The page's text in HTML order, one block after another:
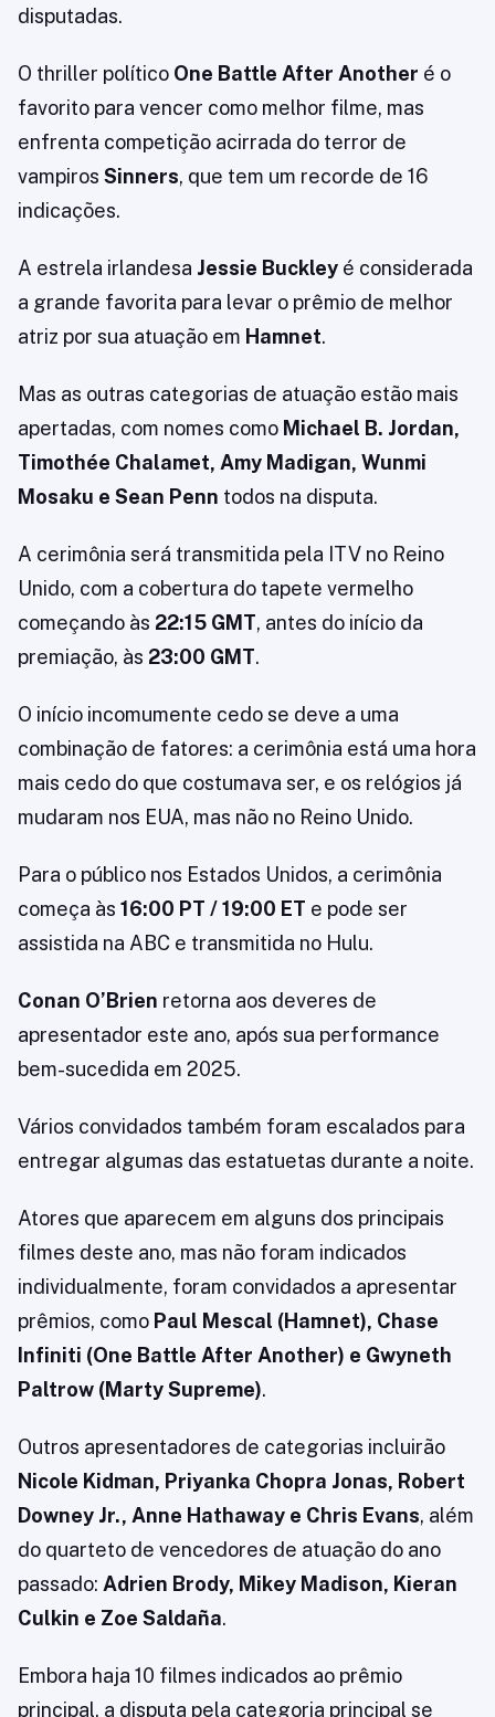
disputadas.
O thriller político One Battle After Another é o
favorito para vencer como melhor filme, mas
enfrenta competição acirrada do terror de
vampiros Sinners, que tem um recorde de 16
indicações.
A estrela irlandesa Jessie Buckley é considerada
a grande favorita para levar o prêmio de melhor
atriz por sua atuação em Hamnet.
Mas as outras categorias de atuação estão mais
apertadas, com nomes como Michael B. Jordan,
Timothée Chalamet, Amy Madigan, Wunmi
Mosaku e Sean Penn todos na disputa.
A cerimônia será transmitida pela ITV no Reino
Unido, com a cobertura do tapete vermelho
começando às 22:15 GMT, antes do início da
premiação, às 23:00 GMT.
O início incomumente cedo se deve a uma
combinação de fatores: a cerimônia está uma hora
mais cedo do que costumava ser, e os relógios já
mudaram nos EUA, mas não no Reino Unido.
Para o público nos Estados Unidos, a cerimônia
começa às 16:00 PT / 19:00 ET e pode ser
assistida na ABC e transmitida no Hulu.
Conan O’Brien retorna aos deveres de
apresentador este ano, após sua performance
bem-sucedida em 2025.
Vários convidados também foram escalados para
entregar algumas das estatuetas durante a noite.
Atores que aparecem em alguns dos principais
filmes deste ano, mas não foram indicados
individualmente, foram convidados a apresentar
prêmios, como Paul Mescal (Hamnet), Chase
Infiniti (One Battle After Another) e Gwyneth
Paltrow (Marty Supreme).
Outros apresentadores de categorias incluirão
Nicole Kidman, Priyanka Chopra Jonas, Robert
Downey Jr., Anne Hathaway e Chris Evans, além
do quarteto de vencedores de atuação do ano
passado: Adrien Brody, Mikey Madison, Kieran
Culkin e Zoe Saldaña.
Embora haja 10 filmes indicados ao prêmio
principal, a disputa pela categoria principal se